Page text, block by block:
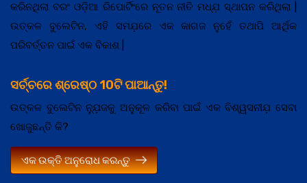
କରିନଥିଲା ବରଂ ଓଡ଼ିଆ ରିପୋର୍ଟିଂରେ ନୂତନ ନୀତି ମଧ୍ଯ଼ ସ୍ଥାପନ କରିଥିଲା |
ଉତ୍କଳ ବୁଲେଟିନ, ଏହି ସମଯ଼ରେ ଏକ କାଗଜ ନୁହେଁ ତଥାପି ଆର୍ଥିକ
ପରିବର୍ତ୍ତନ ପାଇଁ ଏକ ବିକାଶ |
ସର୍ଚ୍ଚରେ ଶ୍ରେଷ୍ଠ 10ଟି ପାଆନ୍ତୁ!
ଉତ୍କଳ ବୁଲେଟିନ ନ୍ଯ଼ୁଜକୁ ଅନୁକୂଳ କରିବା ପାଇଁ ଏକ ବିଶ୍ୱସନୀଯ଼ ସେବା
ଖୋଜୁଛନ୍ତି କି?
ଏକ ଉକ୍ତି ଅନୁରୋଧ କରନ୍ତୁ